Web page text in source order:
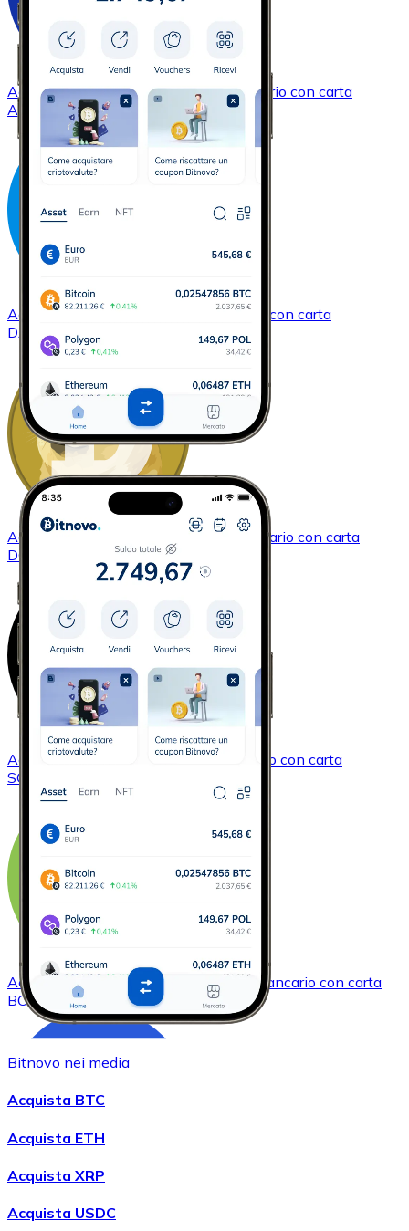
AcquistareCardano con bonifico bancario con carta
ADA
AcquistareDashcon bonifico bancario
con carta
DASH
Acquistare Dogecoin con bonifico bancario con carta
DOGE
AcquistareSolana con bonifico bancario con carta
SOL
Acquistare Bitcoin Cash con bonifico bancario con carta
BCH
Acquistare Chainlink
LINK
Bitnovo nei media
Acquista BTC
Acquista ETH
Acquista XRP
Acquista USDC